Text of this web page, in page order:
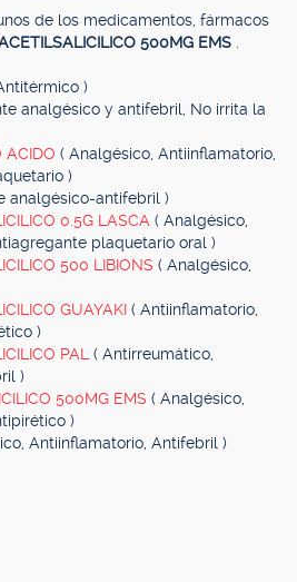
de los medicamentos, fármacos
500MG EMS
)
analgésico y antifebril, No irrita la
ACIDO ( Analgésico, Antiinflamatorio,
)
analgésico-antifebril )
0.5G LASCA ( Analgésico,
plaquetario oral )
500 LIBIONS ( Analgésico,
GUAYAKI ( Antiinflamatorio,
)
PAL ( Antirreumático,
)
500MG EMS ( Analgésico,
)
Antiinflamatorio, Antifebril )